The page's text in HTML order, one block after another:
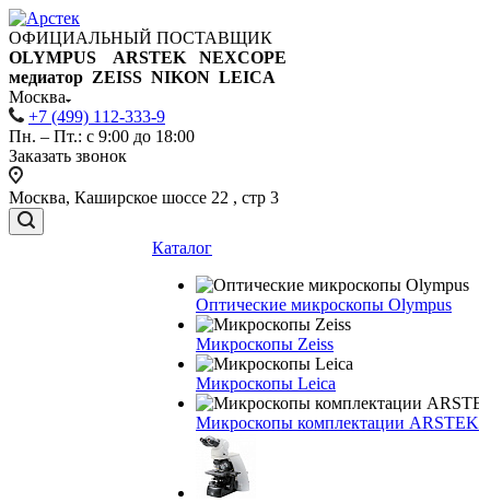
ОФИЦИАЛЬНЫЙ ПОСТАВЩИК
OLYMPUS ARSTEK NEXCOPE
медиатор ZEISS NIKON LEICA
Москва
+7 (499) 112-333-9
Пн. – Пт.: с 9:00 до 18:00
Заказать звонок
Москва, Каширское шоссе 22 , стр 3
Каталог
Оптические микроскопы Olympus
Микроскопы Zeiss
Микроскопы Leica
Микроскопы комплектации ARSTEK